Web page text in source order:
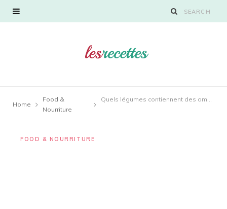
Home
Food &
Nourriture
Quels légumes contiennent des oméga-3 ?
FOOD & NOURRITURE